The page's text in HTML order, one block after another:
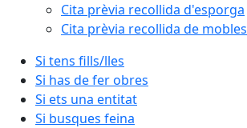
Cita prèvia recollida d'esporga
Cita prèvia recollida de mobles
Si tens fills/lles
Si has de fer obres
Si ets una entitat
Si busques feina